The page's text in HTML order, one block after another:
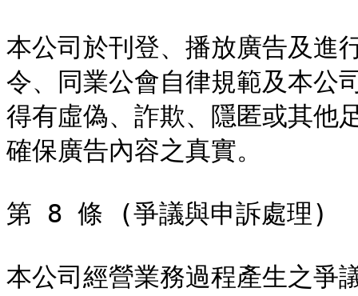
本公司於刊登、播放廣告及進
令、同業公會自律規範及本公
得有虛偽、詐欺、隱匿或其他
確保廣告內容之真實。
第 8 條 (爭議與申訴處理)
本公司經營業務過程產生之爭